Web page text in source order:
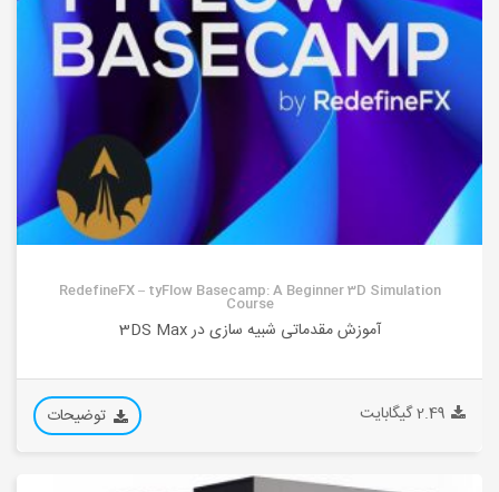
RedefineFX – tyFlow Basecamp: A Beginner 3D Simulation
Course
آموزش مقدماتی شبیه سازی در 3DS Max
2.49 گیگابایت توضیحات